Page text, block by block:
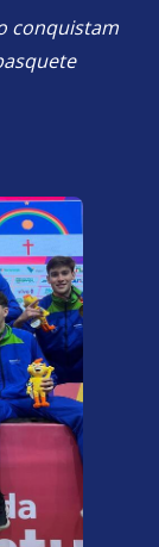
conquistam